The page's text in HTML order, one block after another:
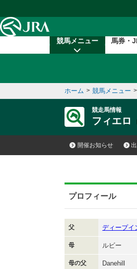
競馬メニュー 馬券・
ホーム > 競馬メニュー >
競走馬情報
フィエロ
開催お知らせ
プロフィール
父 ディープイ
母 ルビー
母の父 Danehill